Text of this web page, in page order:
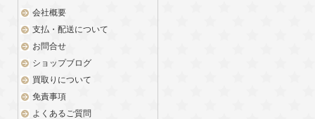
会社概要
支払・配送について
お問合せ
ショップブログ
買取りについて
免責事項
よくあるご質問